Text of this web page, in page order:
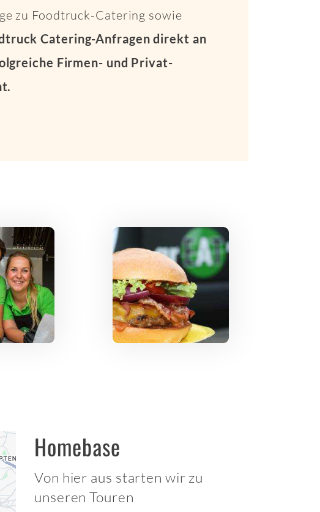
zu Foodtruck-Catering sowie
Catering-Anfragen direkt an
Firmen- und Privat-
Homebase
Von hier aus starten wir zu
unseren Touren